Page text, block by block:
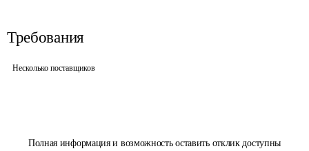
Полная информация и возможность оставить отклик доступны
Требования
Несколько поставщиков